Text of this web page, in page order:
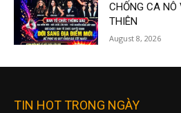
CHỐNG CA NÔ
THIÊN
August 8, 2026
TIN HOT TRONG NGÀY